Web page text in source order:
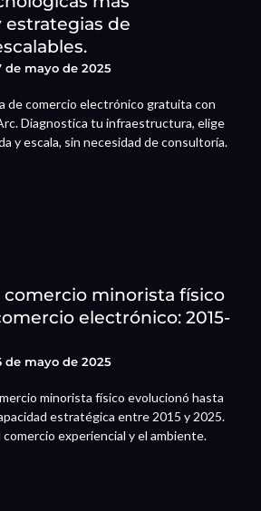
de
de mayo de 2025
de comercio electrónico gratuita con
Diagnostica tu infraestructura, elige
y escala, sin necesidad de consultoría.
comercio minorista físico
electrónico: 2015-
de mayo de 2025
minorista físico evolucionó hasta
estratégica entre 2015 y 2025.
comercio experiencial y el ambiente.